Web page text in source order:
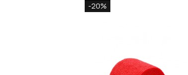
-20%